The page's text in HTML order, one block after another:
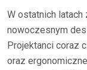
W ostatnich
nowoczesnym
Projektanci coraz
oraz